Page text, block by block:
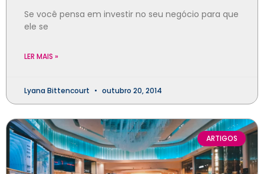
Se você pensa em investir no seu negócio para que
ele se
LER MAIS »
Lyana Bittencourt outubro 20, 2014
ARTIGOS